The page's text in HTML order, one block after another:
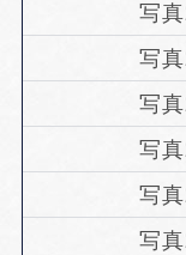
写
写
写
写
写
写